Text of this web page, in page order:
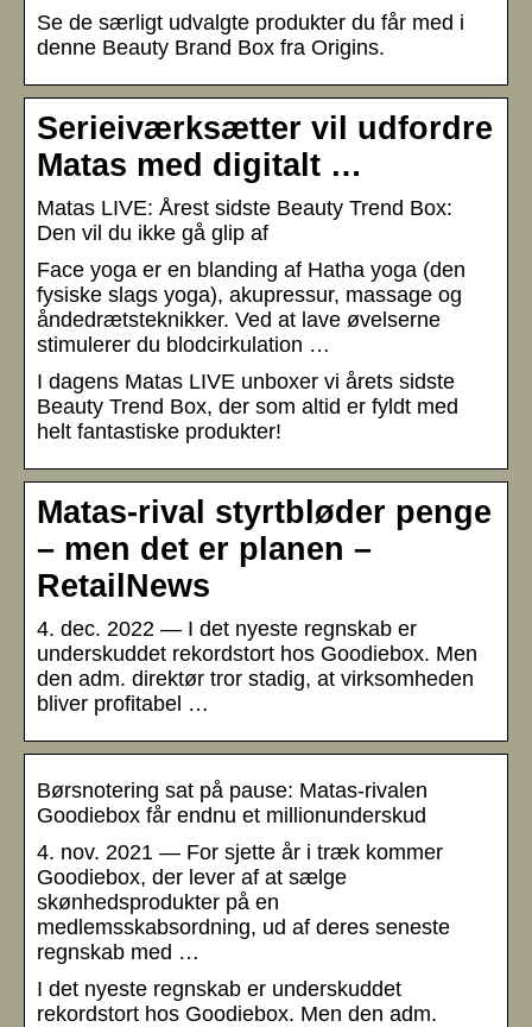
Se de særligt udvalgte produkter du får med i
denne Beauty Brand Box fra Origins.
Serieiværksætter vil udfordre
Matas med digitalt …
Matas LIVE: Årest sidste Beauty Trend Box:
Den vil du ikke gå glip af
Face yoga er en blanding af Hatha yoga (den
fysiske slags yoga), akupressur, massage og
åndedrætsteknikker. Ved at lave øvelserne
stimulerer du blodcirkulation …
I dagens Matas LIVE unboxer vi årets sidste
Beauty Trend Box, der som altid er fyldt med
helt fantastiske produkter!
Matas-rival styrtbløder penge
– men det er planen –
RetailNews
4. dec. 2022 — I det nyeste regnskab er
underskuddet rekordstort hos Goodiebox. Men
den adm. direktør tror stadig, at virksomheden
bliver profitabel …
Børsnotering sat på pause: Matas-rivalen
Goodiebox får endnu et millionunderskud
4. nov. 2021 — For sjette år i træk kommer
Goodiebox, der lever af at sælge
skønhedsprodukter på en
medlemsskabsordning, ud af deres seneste
regnskab med …
I det nyeste regnskab er underskuddet
rekordstort hos Goodiebox. Men den adm.